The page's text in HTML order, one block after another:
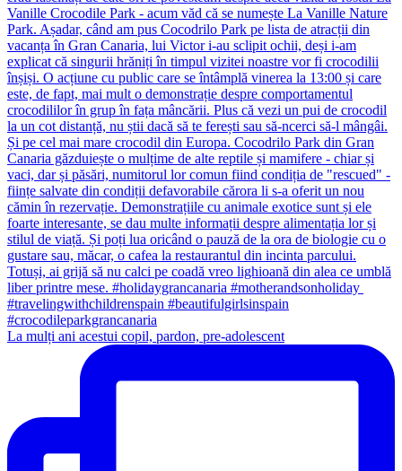
La mulți ani acestui copil, pardon, pre-adolescent